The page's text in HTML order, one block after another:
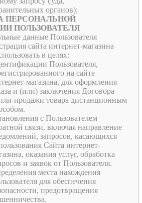
органов);
ПЕРСОНАЛЬНОЙ
ПОЛЬЗОВАТЕЛЯ
данные Пользователя
сайта интернет-магазина
в целях:
Пользователя,
на сайте
магазина, для оформления
и (или) заключения Договора
продажи товара дистанционным
с Пользователем
связи, включая направление
запросов, касающихся
Сайта интернет-
оказания услуг, обработка
и заявок от Пользователя.
места нахождения
для обеспечения
предотвращения